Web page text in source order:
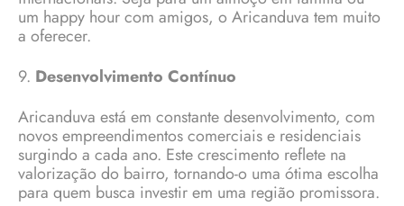
um happy hour com amigos, o Aricanduva tem muito
a oferecer.
9. Desenvolvimento Contínuo
Aricanduva está em constante desenvolvimento, com
novos empreendimentos comerciais e residenciais
surgindo a cada ano. Este crescimento reflete na
valorização do bairro, tornando-o uma ótima escolha
para quem busca investir em uma região promissora.